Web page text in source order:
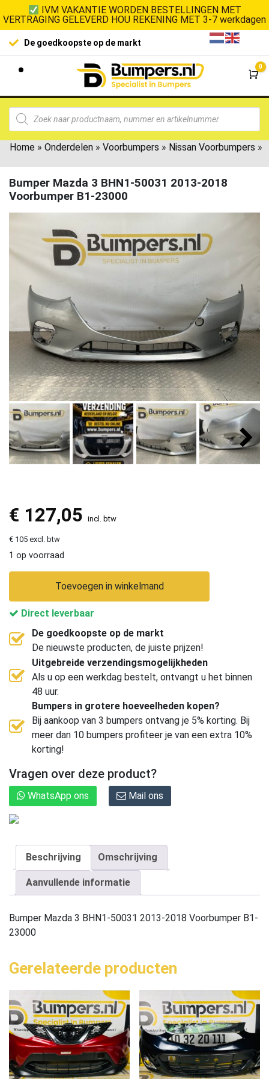
IVM VAKANTIE WORDEN BESTELLINGEN MET
VERTRAGING GELEVERD HOU REKENING MET 3-7 werkdagen
De goedkoopste op de markt
0
Home » Onderdelen » Voorbumpers » Nissan Voorbumpers »
Bumper Mazda 3 BHN1-50031 2013-2018
Voorbumper B1-23000
€ 127,05 incl. btw
€ 105 excl. btw
1 op voorraad
Toevoegen in winkelmand
Direct leverbaar
De goedkoopste op de markt
De nieuwste producten, de juiste prijzen!
Uitgebreide verzendingsmogelijkheden
Als u op een werkdag bestelt, ontvangt u het binnen
48 uur.
Bumpers in grotere hoeveelheden kopen?
Bij aankoop van 3 bumpers ontvang je 5% korting. Bij
meer dan 10 bumpers profiteer je van een extra 10%
korting!
Vragen over deze product?
WhatsApp ons Mail ons
Beschrijving Omschrijving
Aanvullende informatie
Bumper Mazda 3 BHN1-50031 2013-2018 Voorbumper B1-
23000
Gerelateerde producten